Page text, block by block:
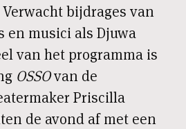
bijdrages van
en musici als Djuwa
van het programma is
OSSOvan de
Priscilla
de avond af met een